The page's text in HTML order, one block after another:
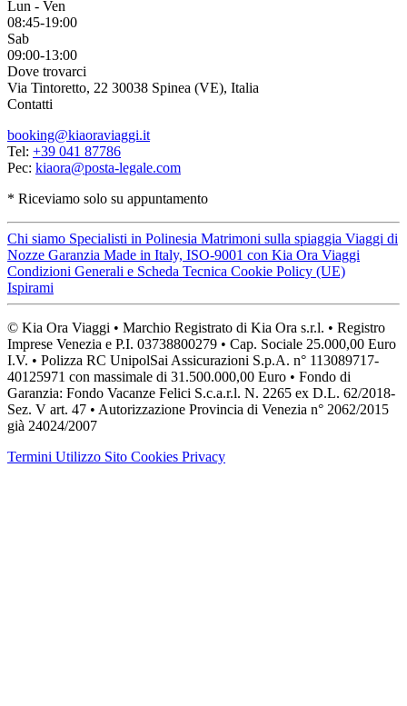
Lun - Ven
08:45-19:00
Sab
09:00-13:00
Dove trovarci
Via Tintoretto, 22 30038 Spinea (VE), Italia
Contatti
booking@kiaoraviaggi.it
Tel: +39 041 87786
Pec: kiaora@posta-legale.com
* Riceviamo solo su appuntamento
Chi siamo Specialisti in Polinesia Matrimoni sulla spiaggia Viaggi di
Nozze Garanzia Made in Italy, ISO-9001 con Kia Ora Viaggi
Condizioni Generali e Scheda Tecnica Cookie Policy (UE)
Ispirami
© Kia Ora Viaggi • Marchio Registrato di Kia Ora s.r.l. • Registro
Imprese Venezia e P.I. 03738800279 • Cap. Sociale 25.000,00 Euro
I.V. • Polizza RC UnipolSai Assicurazioni S.p.A. n° 113089717-
40125971 con massimale di 31.500.000,00 Euro • Fondo di
Garanzia: Fondo Vacanze Felici S.c.a.r.l. N. 2265 ex D.L. 62/2018-
Sez. V art. 47 • Autorizzazione Provincia di Venezia n° 2062/2015
già 24024/2007
Termini Utilizzo Sito Cookies Privacy